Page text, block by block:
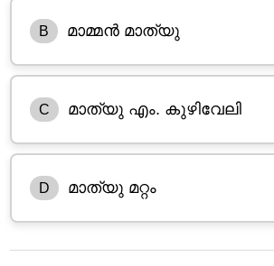
B മാമ്മൻ മാത്യു
C മാത്യു എം. കുഴിവേലി
D മാത്യു മറ്റം